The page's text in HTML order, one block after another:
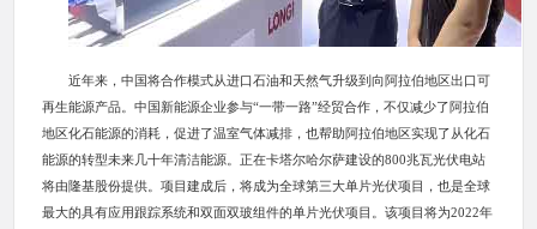
近年来，中国将合作模式从进口石油和天然气升级到向阿拉伯地区出口可
再生能源产品。中国新能源企业参与“一带一路”经贸合作，不仅减少了阿拉伯
地区化石能源的消耗，促进了温室气体减排，也帮助阿拉伯地区实现了从化石
能源的转型未来几十年清洁能源。正在卡塔尔哈尔萨建设的800兆瓦光伏电站
将由隆基股份提供。项目建成后，将成为全球第三大单片光伏项目，也是全球
最大的具有应用跟踪系统和双面双玻组件的单片光伏项目。该项目将为2022年